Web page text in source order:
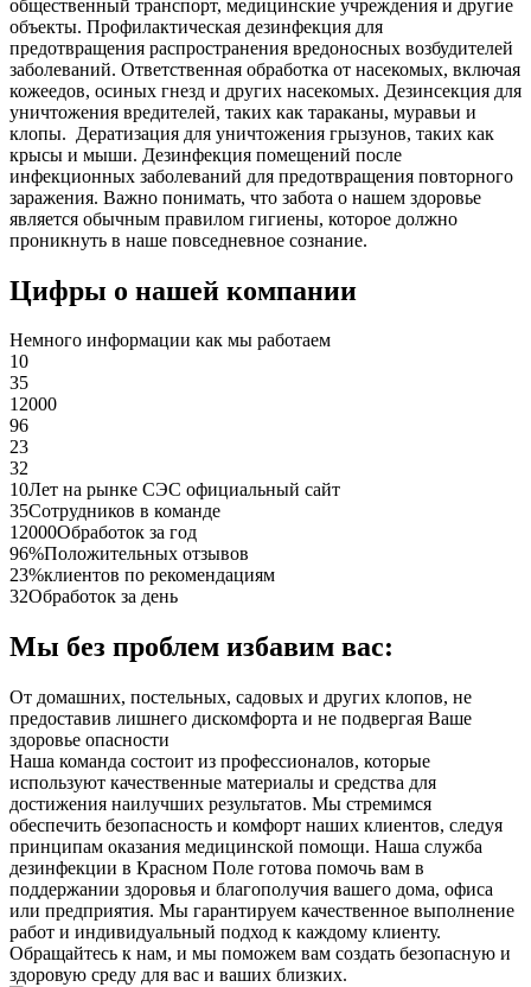
общественный транспорт, медицинские учреждения и другие
объекты. Профилактическая дезинфекция для
предотвращения распространения вредоносных возбудителей
заболеваний. Ответственная обработка от насекомых, включая
кожеедов, осиных гнезд и других насекомых. Дезинсекция для
уничтожения вредителей, таких как тараканы, муравьи и
клопы. Дератизация для уничтожения грызунов, таких как
крысы и мыши. Дезинфекция помещений после
инфекционных заболеваний для предотвращения повторного
заражения. Важно понимать, что забота о нашем здоровье
является обычным правилом гигиены, которое должно
проникнуть в наше повседневное сознание.
Цифры о нашей компании
Немного информации как мы работаем
10
35
12000
96
23
32
10Лет на рынке СЭС официальный сайт
35Сотрудников в команде
12000Обработок за год
96%Положительных отзывов
23%клиентов по рекомендациям
32Обработок за день
Мы без проблем избавим вас:
От домашних, постельных, садовых и других клопов, не
предоставив лишнего дискомфорта и не подвергая Ваше
здоровье опасности
Наша команда состоит из профессионалов, которые
используют качественные материалы и средства для
достижения наилучших результатов. Мы стремимся
обеспечить безопасность и комфорт наших клиентов, следуя
принципам оказания медицинской помощи. Наша служба
дезинфекции в Красном Поле готова помочь вам в
поддержании здоровья и благополучия вашего дома, офиса
или предприятия. Мы гарантируем качественное выполнение
работ и индивидуальный подход к каждому клиенту.
Обращайтесь к нам, и мы поможем вам создать безопасную и
здоровую среду для вас и ваших близких.